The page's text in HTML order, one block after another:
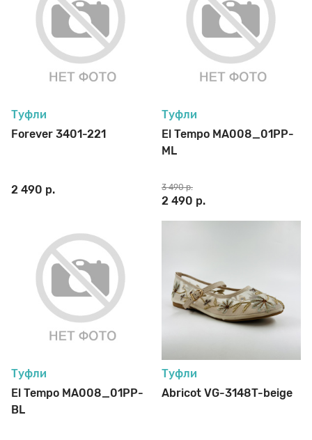
Туфли
Forever 3401-221
2 490 р.
Туфли
El Tempo MA008_01PP-
ML
2 490 р.
3 490 р.
Туфли
El Tempo MA008_01PP-
BL
Туфли
Abricot VG-3148T-beige